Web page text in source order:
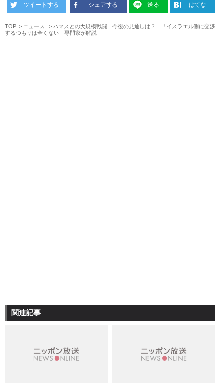
ツイートする シェアする 送る はてな
TOP ニュース
ハマスとの大規模戦闘 今後の見通しは？ 「イスラエル側に交渉
するつもりは全くない」専門家が解説
関連記事